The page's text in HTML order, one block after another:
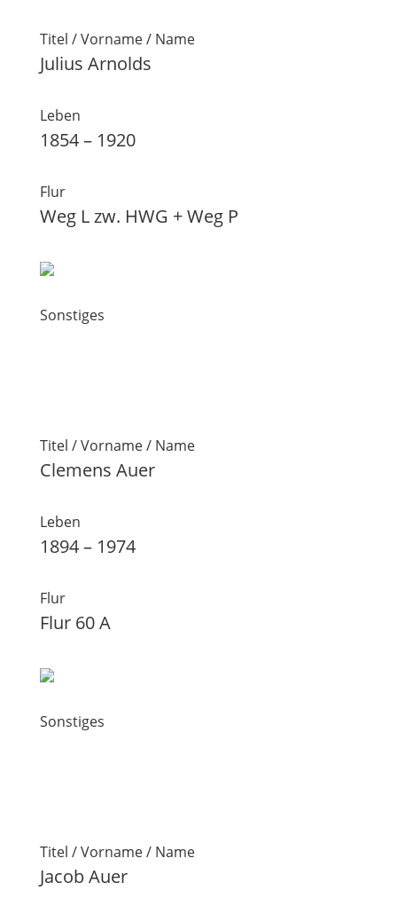
Titel / Vorname / Name
Julius Arnolds
Leben
1854 – 1920
Flur
Weg L zw. HWG + Weg P
Sonstiges
Titel / Vorname / Name
Clemens Auer
Leben
1894 – 1974
Flur
Flur 60 A
Sonstiges
Titel / Vorname / Name
Jacob Auer